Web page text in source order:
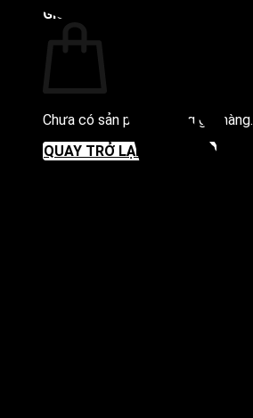
Giỏ hàng
Chưa có sản phẩm trong giỏ hàng.
QUAY TRỞ LẠI CỬA HÀNG